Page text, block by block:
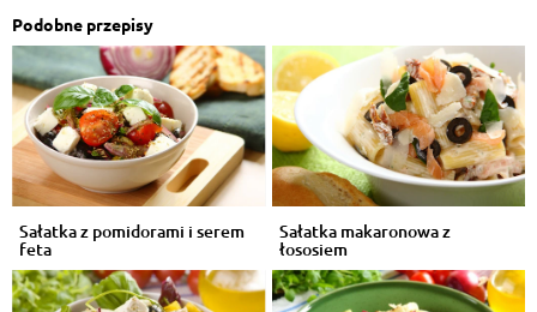
Podobne przepisy
Sałatka z pomidorami i serem
feta
Sałatka makaronowa z
łososiem